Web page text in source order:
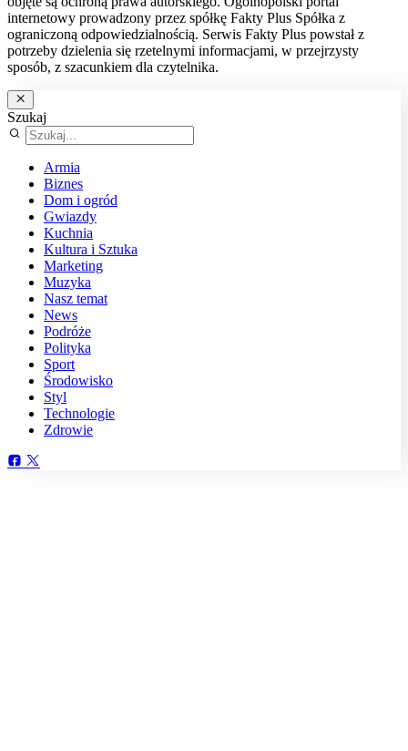
internetowy prowadzony przez spółkę Fakty Plus Spółka z
ograniczoną odpowiedzialnością. Serwis Fakty Plus powstał z
potrzeby dzielenia się rzetelnymi informacjami, w przejrzysty
sposób, z szacunkiem dla czytelnika.
Szukaj
Armia
Biznes
Dom i ogród
Gwiazdy
Kuchnia
Kultura i Sztuka
Marketing
Muzyka
Nasz temat
News
Podróże
Polityka
Sport
Środowisko
Styl
Technologie
Zdrowie